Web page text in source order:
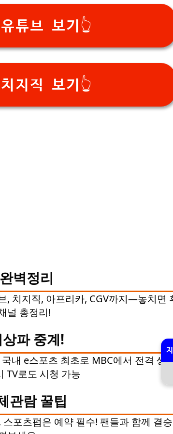
유튜브 보기👆
치지직 보기👆
벽정리
, 치지직, 아프리카, CGV까지—놓치면
널 총정리!
파 중계!
내 e스포츠 최초로 MBC에서 전격 생
TV로도 시청 가능
관람 꿀팁
스포츠펍은 예약 필수! 팬들과 함께 결승